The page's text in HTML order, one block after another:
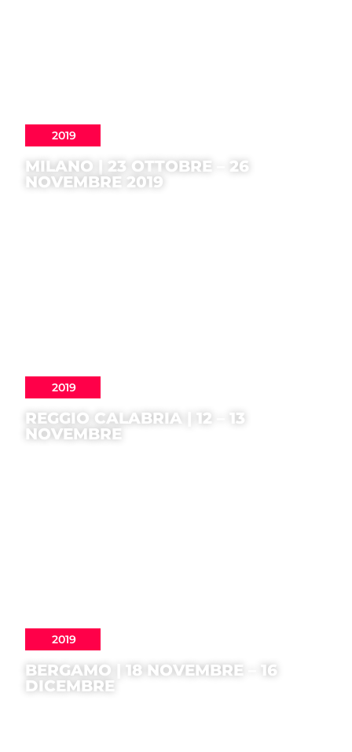
2019
MILANO | 23 OTTOBRE – 26
NOVEMBRE 2019
2019
REGGIO CALABRIA | 12 – 13
NOVEMBRE
2019
BERGAMO | 18 NOVEMBRE – 16
DICEMBRE